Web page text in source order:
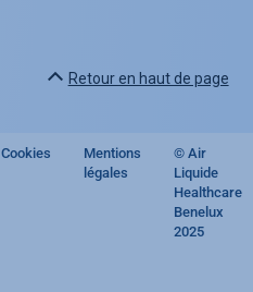
Retour en haut de page
Footer
Cookies
Mentions
légales
© Air
Liquide
Healthcare
Benelux
2025